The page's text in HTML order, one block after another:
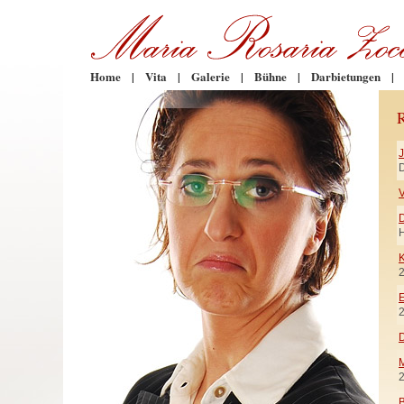
Home | Vita | Galerie | Bühne | Darbietungen |